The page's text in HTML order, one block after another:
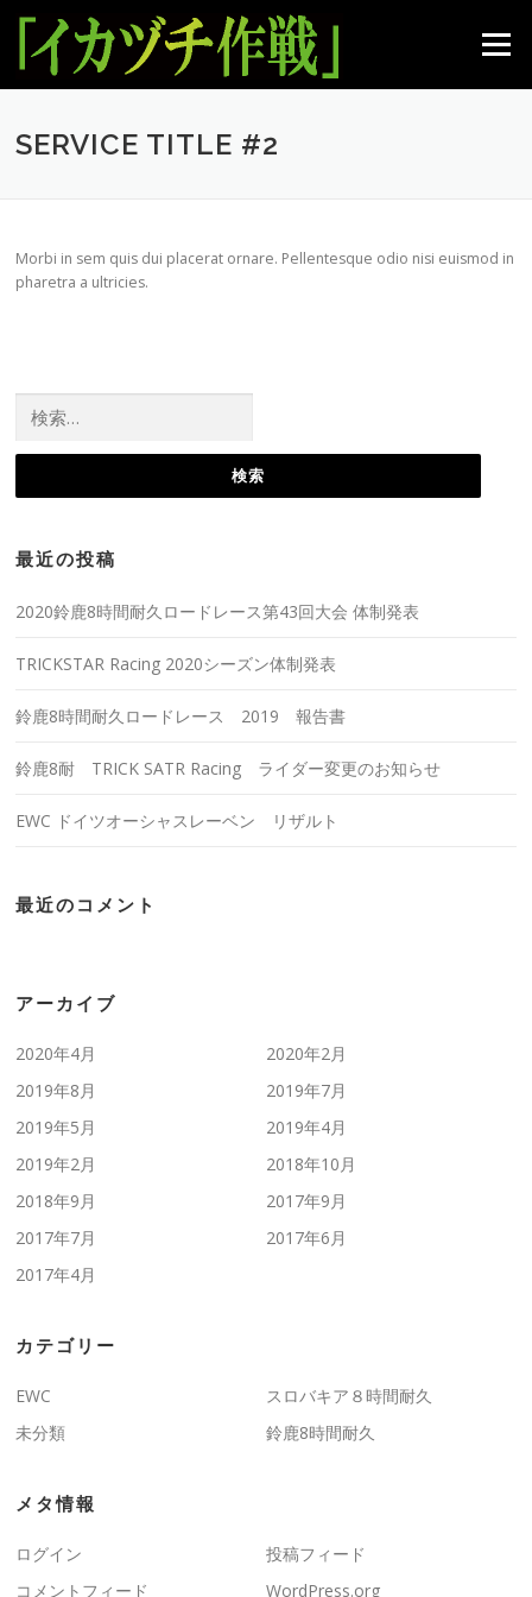
メニュー
SERVICE TITLE #2
Morbi in sem quis dui placerat ornare. Pellentesque odio nisi euismod in
pharetra a ultricies.
索:
最近の投稿
2020鈴鹿8時間耐久ロードレース第43回大会 体制発表
TRICKSTAR Racing 2020シーズン体制発表
鈴鹿8時間耐久ロードレース 2019 報告書
鈴鹿8耐 TRICK SATR Racing ライダー変更のお知らせ
EWC ドイツオーシャスレーベン リザルト
最近のコメント
アーカイブ
2020年4月
2020年2月
2019年8月
2019年7月
2019年5月
2019年4月
2019年2月
2018年10月
2018年9月
2017年9月
2017年7月
2017年6月
2017年4月
カテゴリー
EWC
スロバキア８時間耐久
未分類
鈴鹿8時間耐久
メタ情報
ログイン
投稿フィード
コメントフィード
WordPress.org